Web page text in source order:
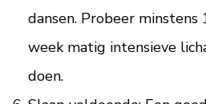
dansen. Probeer
week matig intensieve
doen.